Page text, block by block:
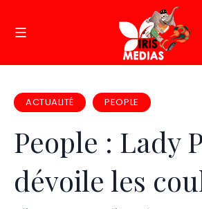
ACTUALITÉ PEOPLE
People : Lady
dévoile les